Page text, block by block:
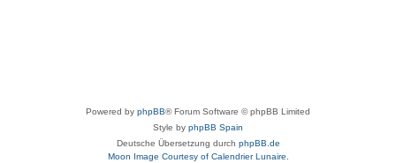
Powered by phpBB® Forum Software © phpBB Limited
Style by phpBB Spain
Deutsche Übersetzung durch phpBB.de
Moon Image Courtesy of Calendrier Lunaire.